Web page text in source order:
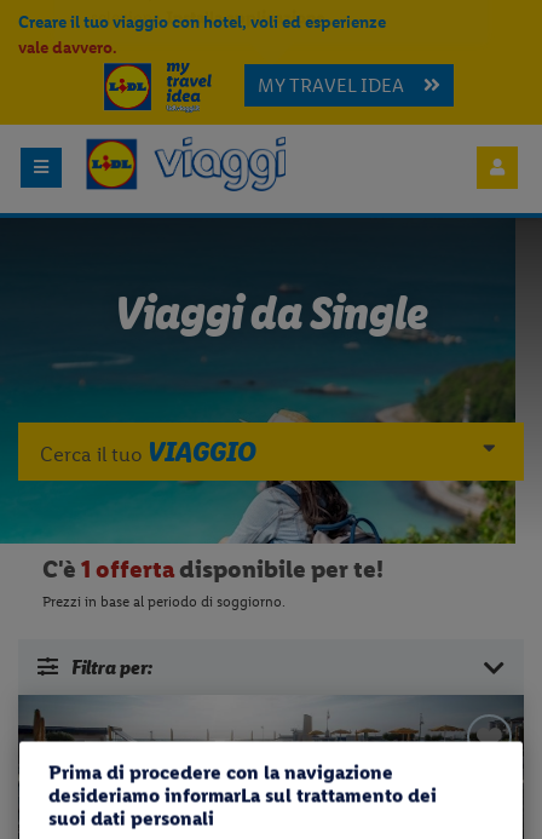
Creare il tuo viaggio con hotel, voli ed esperienze
vale davvero.
MY TRAVEL IDEA
Viaggi da Single
Cerca il tuo VIAGGIO
C'è1 offertadisponibile per te!
Prezzi in base al periodo di soggiorno.
Filtra per:
Prima di procedere con la navigazione
desideriamo informarLa sul trattamento dei
suoi dati personali
Per aggiungereLidl Viaggi
Home, apri il menu opzioni evidenziato